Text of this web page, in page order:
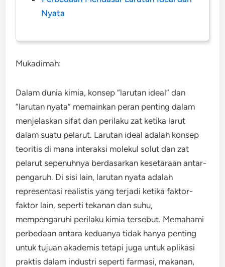
Nyata
Mukadimah:
Dalam dunia kimia, konsep “larutan ideal” dan
“larutan nyata” memainkan peran penting dalam
menjelaskan sifat dan perilaku zat ketika larut
dalam suatu pelarut. Larutan ideal adalah konsep
teoritis di mana interaksi molekul solut dan zat
pelarut sepenuhnya berdasarkan kesetaraan antar-
pengaruh. Di sisi lain, larutan nyata adalah
representasi realistis yang terjadi ketika faktor-
faktor lain, seperti tekanan dan suhu,
mempengaruhi perilaku kimia tersebut. Memahami
perbedaan antara keduanya tidak hanya penting
untuk tujuan akademis tetapi juga untuk aplikasi
praktis dalam industri seperti farmasi, makanan,